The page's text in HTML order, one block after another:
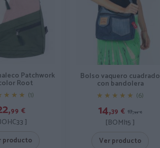
Patchwork
Root
(1)
99 €
]
producto
Bolso vaquero cuadrado
con bandolera
★★★★★
★★★★★ (6)
14,39 € 17,99 €
[BOMI15 ]
Ver producto